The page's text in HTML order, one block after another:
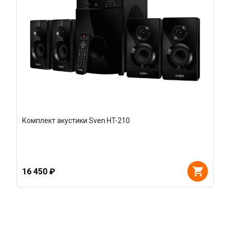
Комплект акустики Sven HT-210
16 450 ₽